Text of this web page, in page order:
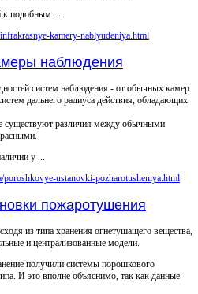
к подобным ...
наблюдения
систем наблюдения - от обычных камер
дальнего радиуса действия, обладающих
существуют различия между обычными
у ...
пожаротушения
из типа хранения огнетушащего вещества,
и централизованные модели.
получили системы порошкового
И это вполне объяснимо, так как данные